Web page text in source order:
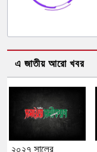
এ জাতীয় আরো খবর
২০২৭ সালের